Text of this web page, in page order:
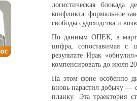
логистическая блокада
конфликта: формальное
свободы судоходства и
По данным ОПЕК, в
цифра, сопоставимая с
результате Ирак
компенсировать до июля
На этом фоне особенно
вновь нарастил добычу —
планку. Эта траектория